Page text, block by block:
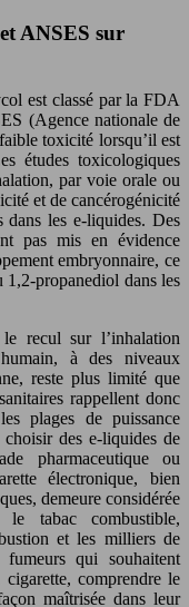
ANSES sur
est classé par la FDA
(Agence nationale de
toxicité lorsqu’il est
études toxicologiques
par voie orale ou
et de cancérogénicité
dans les e-liquides. Des
pas mis en évidence
embryonnaire, ce
propanediol dans les
recul sur l’inhalation
à des niveaux
reste plus limité que
rappellent donc
plages de puissance
des e-liquides de
pharmaceutique ou
électronique, bien
demeure considérée
tabac combustible,
et les milliers de
fumeurs qui souhaitent
comprendre le
maîtrisée dans leur